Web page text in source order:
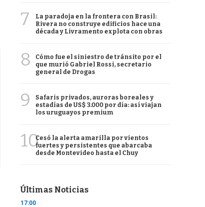
7
La paradoja en la frontera con Brasil:
Rivera no construye edificios hace una
década y Livramento explota con obras
8
Cómo fue el siniestro de tránsito por el
que murió Gabriel Rossi, secretario
general de Drogas
9
Safaris privados, auroras boreales y
estadías de US$ 3.000 por día: así viajan
los uruguayos premium
10Cesó la alerta amarilla por vientos
fuertes y persistentes que abarcaba
desde Montevideo hasta el Chuy
Últimas Noticias
17:00